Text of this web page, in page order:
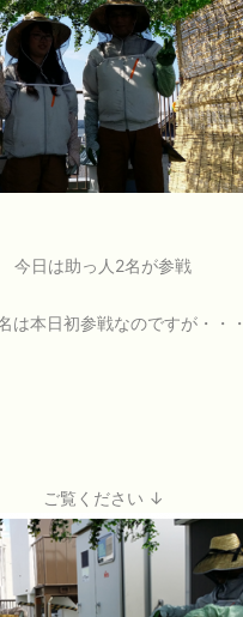
今日は助っ人2名が参戦
は本日初参戦なのですが・・・
ご覧ください ↓